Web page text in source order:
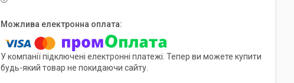
У компанії підключені електронні платежі. Тепер ви можете купити
будь-який товар не покидаючи сайту.